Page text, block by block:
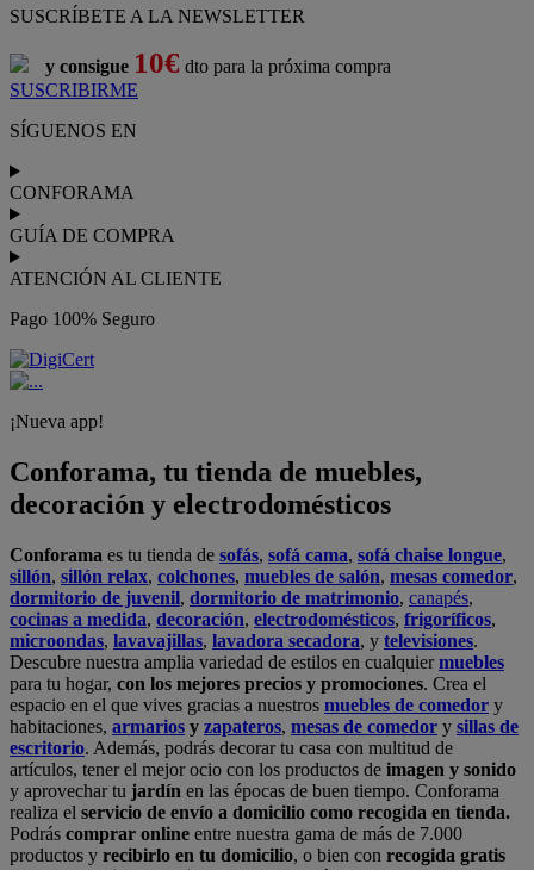
SUSCRÍBETE A LA NEWSLETTER
y consigue 10€ dto para la próxima compra
SUSCRIBIRME
SÍGUENOS EN
CONFORAMA
GUÍA DE COMPRA
ATENCIÓN AL CLIENTE
Pago 100% Seguro
¡Nueva app!
Conforama, tu tienda de muebles,
decoración y electrodomésticos
Conforama es tu tienda de sofás, sofá cama, sofá chaise longue,
sillón, sillón relax, colchones, muebles de salón, mesas comedor,
dormitorio de juvenil, dormitorio de matrimonio, canapés,
cocinas a medida, decoración, electrodomésticos, frigoríficos,
microondas, lavavajillas, lavadora secadora, y televisiones.
Descubre nuestra amplia variedad de estilos en cualquiermuebles
para tu hogar, con los mejores precios y promociones. Crea el
espacio en el que vives gracias a nuestros muebles de comedor y
habitaciones, armarios y zapateros, mesas de comedor y sillas de
escritorio. Además, podrás decorar tu casa con multitud de
artículos, tener el mejor ocio con los productos de imagen y sonido
y aprovechar tu jardín en las épocas de buen tiempo. Conforama
realiza el servicio de envío a domicilio como recogida en tienda.
Podrás comprar online entre nuestra gama de más de 7.000
productos y recibirlo en tu domicilio, o bien con recogida gratis